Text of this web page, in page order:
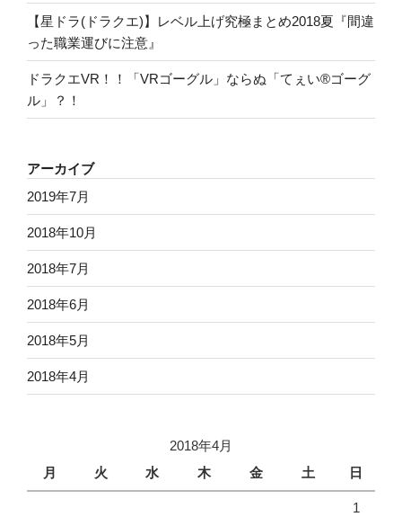
【星ドラ(ドラクエ)】レベル上げ究極まとめ2018夏『間違
った職業運びに注意』
ドラクエVR！！「VRゴーグル」ならぬ「てぇい®ゴーグ
ル」？！
アーカイブ
2019年7月
2018年10月
2018年7月
2018年6月
2018年5月
2018年4月
2018年4月
月
火 水 木 金 土 日
1